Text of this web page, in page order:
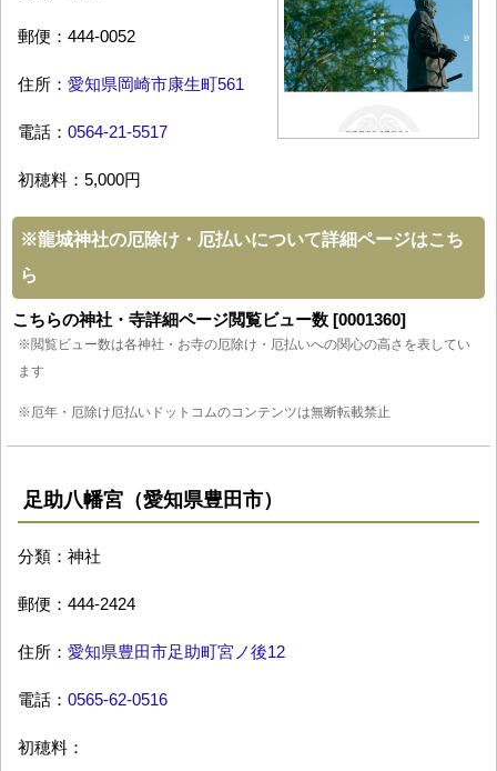
郵便：444-0052
住所： 愛知県岡崎市康生町561
電話： 0564-21-5517
初穂料：5,000円
※龍城神社の厄除け・厄払いについて詳細ページはこち
ら
こちらの神社・寺詳細ページ閲覧ビュー数 [0001360]
※閲覧ビュー数は各神社・お寺の厄除け・厄払いへの関心の高さを表してい
ます
※厄年・厄除け厄払いドットコムのコンテンツは無断転載禁止
足助八幡宮（愛知県豊田市）
分類：神社
郵便：444-2424
住所： 愛知県豊田市足助町宮ノ後12
電話： 0565-62-0516
初穂料：